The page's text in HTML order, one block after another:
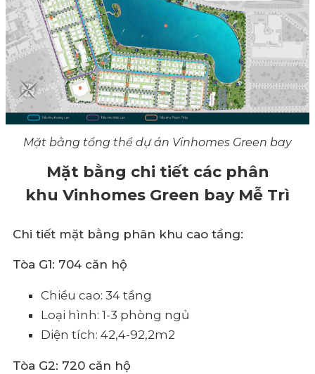
Mặt bằng tổng thể dự án Vinhomes Green bay
Mặt bằng chi tiết các phân
khu Vinhomes Green bay Mễ Trì
Chi tiết mặt bằng phân khu cao tầng:
Tòa G1: 704 căn hộ
Chiều cao: 34 tầng
Loại hình: 1-3 phòng ngủ
Diện tích: 42,4-92,2m2
Tòa G2: 720 căn hộ